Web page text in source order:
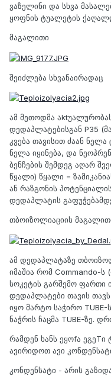
ვაზელინი და სხვა
ყოფნის ტუალეტის
მაგალითი
შეიძლება სხვანაირადაც
ამ მეთოდმა
დედაპლატებისგან P35
კვება თავისით ძაან ნელა
ნელა იყინება, და
ბენჩების შემდეგ აღარ
წყალი) წყალი =
ან რაზგონის
დედაპლატის
თბოიზოლიაციის
ამ დედაპლატაზე
იმაშია რომ Commando-
სოკეტის გარშემო ფართი
დედაპლატები თავის თავს
იყო მარტო საჭირო
ნაჭრის ჩაცმა TUBE-ზე.
რამდენ ხანს ეყოfა
ავირიდოთ ავი
კონდენსატი - არის